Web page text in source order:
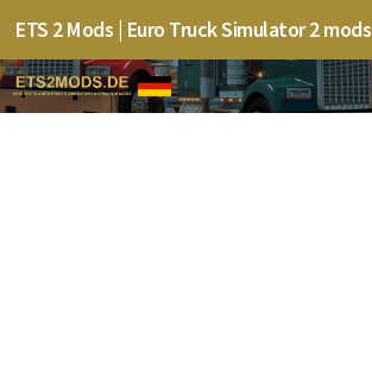
ETS 2 Mods | Euro Truck Simulator 2 mods